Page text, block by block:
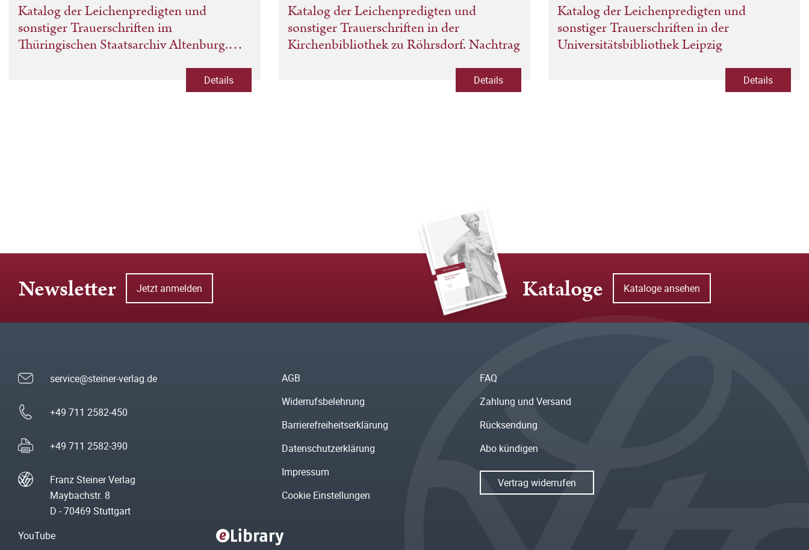
Katalog der Leichenpredigten und
sonstiger Trauerschriften im
Thüringischen Staatsarchiv Altenburg.
Details
Katalog der Leichenpredigten und
sonstiger Trauerschriften in der
Kirchenbibliothek zu Röhrsdorf. Nachtrag
Details
(Bearb.),Klaus Wolf (Bearb.)
Katalog der Leichenpredigten und
sonstiger Trauerschriften in der
Universitätsbibliothek Leipzig
Details
Newsletter Jetzt anmelden Kataloge Kataloge ansehen
service@steiner-verlag.de
+49 711 2582-450
+49 711 2582-390
Franz Steiner Verlag
Maybachstr. 8
D - 70469 Stuttgart
AGB
Widerrufsbelehrung
Barrierefreiheitserklärung
Datenschutzerklärung
Impressum
Cookie Einstellungen
FAQ
Zahlung und Versand
Rücksendung
Abo kündigen
Vertrag widerrufen
YouTube